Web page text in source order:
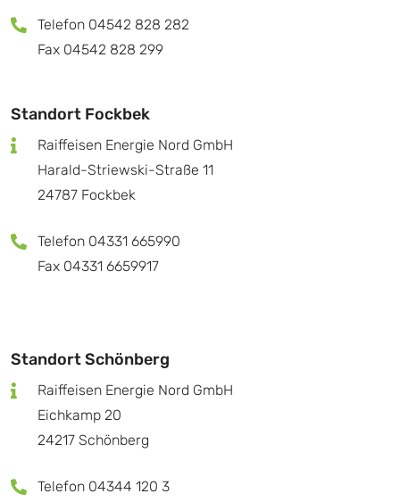
Telefon 04542 828 282
Fax 04542 828 299
Standort Fockbek
Raiffeisen Energie Nord GmbH
Harald-Striewski-Straße 11
24787 Fockbek
Telefon 04331 665990
Fax 04331 6659917
Standort Schönberg
Raiffeisen Energie Nord GmbH
Eichkamp 20
24217 Schönberg
Telefon 04344 120 3